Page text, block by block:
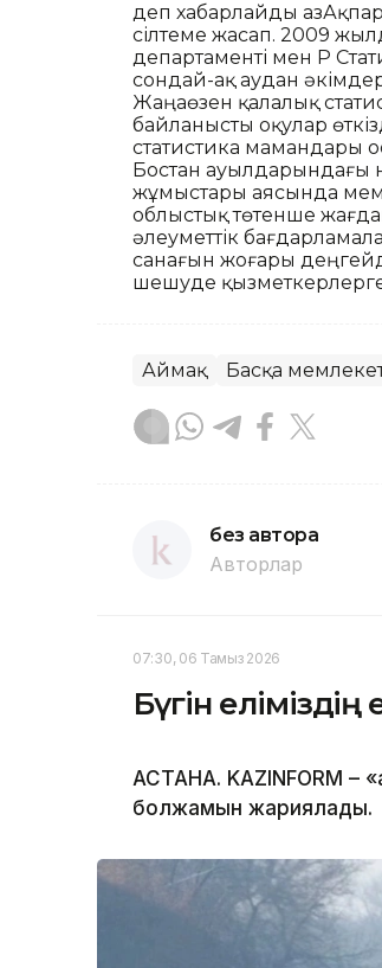
деп хабарлайды
сілтеме жасап. 2009
департаменті мен ҚР
сондай-ақ аудан
Жаңаөзен қалалық
байланысты оқулар
статистика мамандары
Бостан ауылдарындағы
жұмыстары аясында
облыстық төтенше
әлеуметтік
санағын жоғары
шешуде
Аймақ Басқа
без автора
Авторлар
07:30, 06 Тамыз 2026
Бүгін
АСТАНА. KAZINFORM –
болжамын жариялады.